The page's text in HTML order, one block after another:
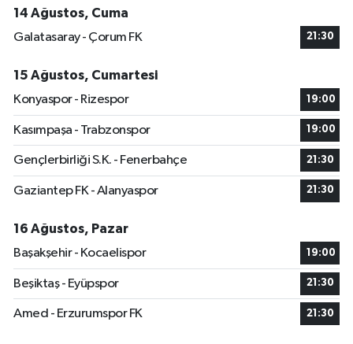
14 Ağustos, Cuma
Galatasaray - Çorum FK
21:30
15 Ağustos, Cumartesi
Konyaspor - Rizespor
19:00
Kasımpaşa - Trabzonspor 19:00
Gençlerbirliği S.K. - Fenerbahçe 21:30
Gaziantep FK - Alanyaspor 21:30
16 Ağustos, Pazar
Başakşehir - Kocaelispor
19:00
Beşiktaş - Eyüpspor 21:30
Amed - Erzurumspor FK 21:30